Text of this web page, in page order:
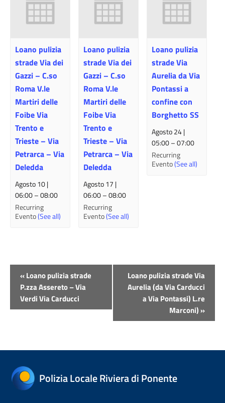
Loano pulizia
strade Via dei
Gazzi – C.so
Roma V.le
Martiri delle
Foibe Via
Trento e
Trieste – Via
Petrarca – Via
Deledda
Agosto 10 |
06:00–08:00
Recurring
Evento(See all)
Loano pulizia
strade Via dei
Gazzi – C.so
Roma V.le
Martiri delle
Foibe Via
Trento e
Trieste – Via
Petrarca – Via
Deledda
Agosto 17 |
06:00–08:00
Recurring
Evento(See all)
Loano pulizia
strade Via
Aurelia da Via
Pontassi a
confine con
Borghetto SS
Agosto 24 |
05:00–07:00
Recurring
Evento(See all)
Evento
Navigazione
«Loano pulizia strade
P.zza Assereto – Via
Verdi Via Carducci
Loano pulizia strade Via
Aurelia (da Via Carducci
a Via Pontassi) L.re
Marconi)»
Polizia Locale Riviera di Ponente